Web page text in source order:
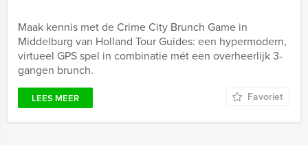
Maak kennis met de Crime City Brunch Game in
Middelburg van Holland Tour Guides: een hypermodern,
virtueel GPS spel in combinatie mét een overheerlijk 3-
gangen brunch.
LEES MEER Favoriet